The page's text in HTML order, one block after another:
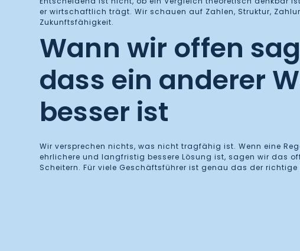
er wirtschaftlich trägt. Wir schauen auf Zahlen, Struktur,
Zukunftsfähigkeit.
Wann wir offen
dass ein anderer
besser ist
Wir versprechen nichts, was nicht tragfähig ist. Wenn eine
ehrlichere und langfristig bessere Lösung ist, sagen wir das
Scheitern. Für viele Geschäftsführer ist genau das der richtige